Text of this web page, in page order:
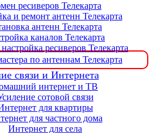
ресиверов Телекарта
и ремонт антенн Телекарта
антенн Телекарта
каналов Телекарта
ресиверов Телекарта
по антеннам Телекарта
связи и Интернета
интернет и ТВ
сотовой связи
для квартиры
для частного дома
Интернет для села